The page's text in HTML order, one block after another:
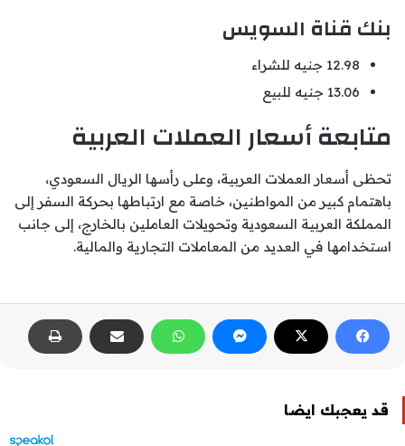
بنك قناة السويس
12.98 جنيه للشراء
13.06 جنيه للبيع
متابعة أسعار العملات العربية
تحظى أسعار العملات العربية، وعلى رأسها الريال السعودي،
باهتمام كبير من المواطنين، خاصة مع ارتباطها بحركة السفر إلى
المملكة العربية السعودية وتحويلات العاملين بالخارج، إلى جانب
استخدامها في العديد من المعاملات التجارية والمالية.
قد يعجبك ايضا